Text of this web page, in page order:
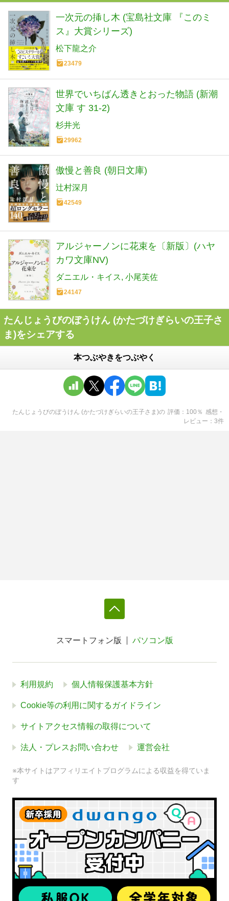
一次元の挿し木 (宝島社文庫 『このミ
ス』大賞シリーズ)
松下龍之介
23479
世界でいちばん透きとおった物語 (新潮
文庫 す 31-2)
杉井光
29962
傲慢と善良 (朝日文庫)
辻村深月
42549
アルジャーノンに花束を〔新版〕(ハヤ
カワ文庫NV)
ダニエル・キイス 小尾芙佐
24147
たんじょうびのぼうけん (かたづけぎらいの王子さ
ま)をシェアする
本つぶやきをつぶやく
たんじょうびのぼうけん (かたづけぎらいの王子さま)の 評価 100 ％ 感想・
レビュー
3件
スマートフォン版 パソコン版
利用規約 個人情報保護基本方針
Cookie等の利用に関するガイドライン
サイトアクセス情報の取得について
法人・プレスお問い合わせ 運営会社
※本サイトはアフィリエイトプログラムによる収益を得ていま
す